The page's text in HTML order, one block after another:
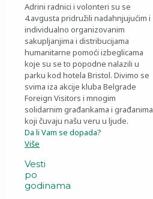
Adrini radnici i volonteri su se
4.avgusta pridružili nadahnjujućim i
individualno organizovanim
sakupljanjima i distribucijama
humanitarne pomoći izbeglicama
koje su se to popodne nalazili u
parku kod hotela Bristol. Divimo se
svima iza akcije kluba Belgrade
Foreign Visitors i mnogim
solidarnim građankama i građanima
koji čuvaju našu veru u ljude.
Da li Vam se dopada?
Više
Vesti
po
godinama